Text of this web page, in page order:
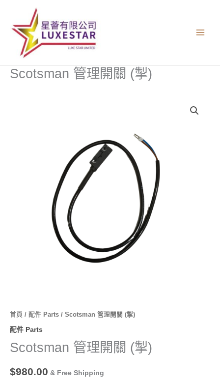
Scotsman 管理開關 (掣)
首頁 / 配件 Parts / Scotsman 管理開關 (掣)
配件 Parts
Scotsman 管理開關 (掣)
$980.00 & Free Shipping